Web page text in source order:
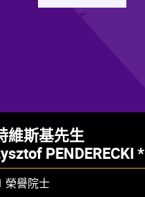
維斯基先生
PENDERECKI *
榮譽院士